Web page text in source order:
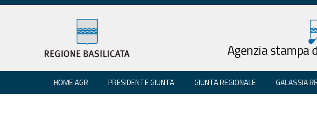
Agenzia stampa
HOME AGR PRESIDENTE GIUNTA GIUNTA REGIONALE GALASSIA